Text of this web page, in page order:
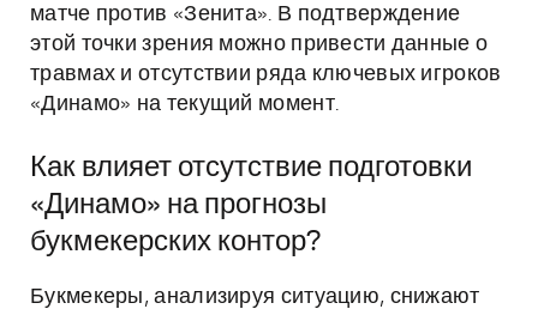
матче против «Зенита». В подтверждение
этой точки зрения можно привести данные о
травмах и отсутствии ряда ключевых игроков
«Динамо» на текущий момент.
Как влияет отсутствие подготовки
«Динамо» на прогнозы
букмекерских контор?
Букмекеры, анализируя ситуацию, снижают